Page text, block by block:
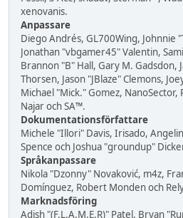
xenovanis.
Anpassare
Diego Andrés, GL700Wing, Johnnie
Jonathan "vbgamer45" Valentin,
Brannon "B" Hall, Gary M. Gadsdon,
Thorsen, Jason "JBlaze" Clemons,
Michael "Mick." Gomez, NanoSector,
Najar och SA™.
Dokumentationsförfattare
Michele "Illori" Davis, Irisado,
Spence och Joshua "groundup"
Språkanpassare
Nikola "Dzonny" Novaković, m4z,
Domínguez, Robert Monden och
Marknadsföring
Adish "(F.L.A.M.E.R)" Patel, Bryan